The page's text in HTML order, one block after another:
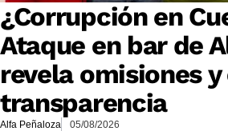
¿Corrupción en
Ataque en bar de
revela omisiones y
transparencia
Alfa Peñaloza 05/08/2026